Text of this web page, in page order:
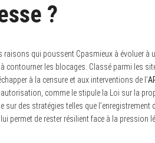
?
raisons qui poussent Cpasmieux à évoluer à
contourner les blocages. Classé parmi les
à la censure et aux interventions de l’
comme le stipule la Loi sur la
sur des stratégies telles que
permet de rester résilient face à la pression